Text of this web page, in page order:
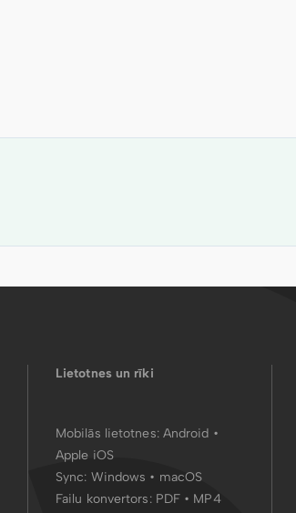
Lietotnes un rīki
Mobilās lietotnes: Android •
Apple iOS
Sync: Windows • macOS
Failu konvertors: PDF • MP4